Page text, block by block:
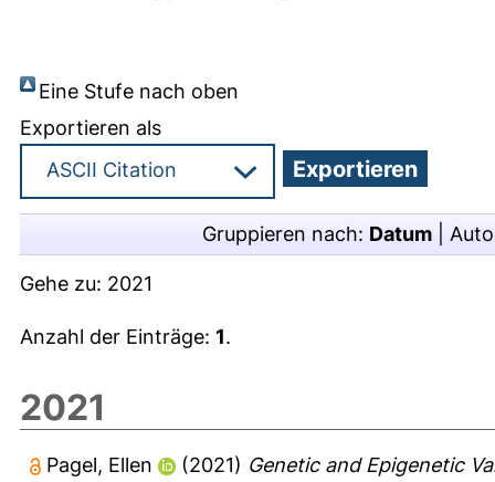
Eine Stufe nach oben
Exportieren als
Gruppieren nach: Datum
Gehe zu: 2021
Anzahl der Einträge: 1.
2021
Pagel, Ellen (2021) Genetic and Epigenetic